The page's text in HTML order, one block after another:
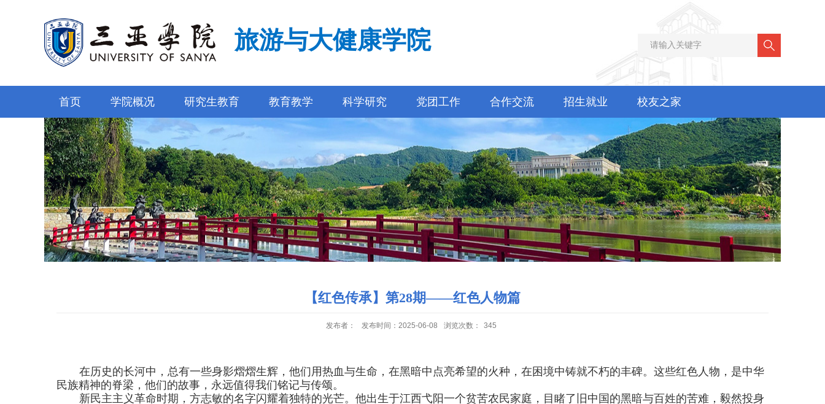
旅游与大健康学院
首页 学院概况 研究生教育 教育教学 科学研究 党团工作 合作交流 招生就业 校友之家
【红色传承】第28期——红色人物篇
发布者： 发布时间：2025-06-08 浏览次数： 345
在历史的长河中，总有一些身影熠熠生辉，他们用热血与生命，在黑暗中点亮希望的火种，在困境中铸就不朽的丰碑。这些红色人物，是中华
民族精神的脊梁，他们的故事，永远值得我们铭记与传颂。
新民主主义革命时期，方志敏的名字闪耀着独特的光芒。他出生于江西弋阳一个贫苦农民家庭，目睹了旧中国的黑暗与百姓的苦难，毅然投身